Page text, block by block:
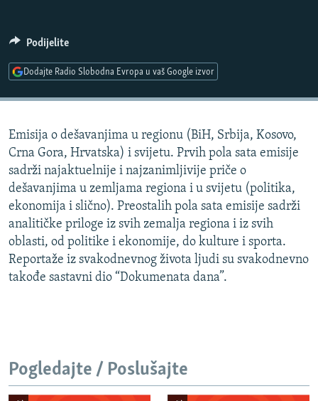
DNEVNO@RSE
SPECIJALI RSE
POPLAVE I KLIZIŠTA U BIH 2024.
TV LIBERTY
POST SCRIPTUM
MOJA EVROPA
TRI DECENIJE OD RATA U BIH
SVE KARTE DEJTONA
PRATITE NAS
Sve RFE/RL stranice
Podijelite
Dodajte Radio Slobodna Evropa u vaš Google izvor
Emisija o dešavanjima u regionu (BiH, Srbija, Kosovo,
Crna Gora, Hrvatska) i svijetu. Prvih pola sata emisije
sadrži najaktuelnije i najzanimljivije priče o
dešavanjima u zemljama regiona i u svijetu (politika,
ekonomija i slično). Preostalih pola sata emisije sadrži
analitičke priloge iz svih zemalja regiona i iz svih
oblasti, od politike i ekonomije, do kulture i sporta.
Reportaže iz svakodnevnog života ljudi su svakodnevno
takođe sastavni dio “Dokumenata dana”.
Pogledajte / Poslušajte